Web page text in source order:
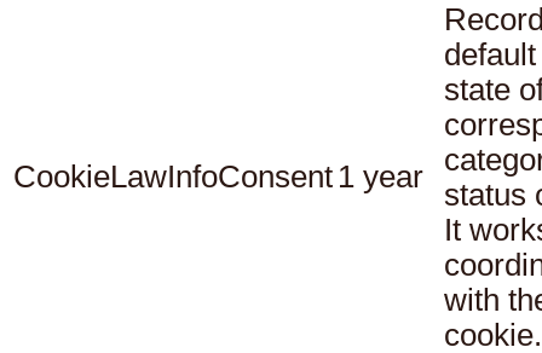
CookieLawInfoConsent 1 year
state
status
It
with
cookie.